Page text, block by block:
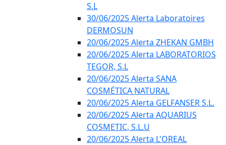
S.L
30/06/2025 Alerta Laboratoires
DERMOSUN
20/06/2025 Alerta ZHEKAN GMBH
20/06/2025 Alerta LABORATORIOS
TEGOR, S.L
20/06/2025 Alerta SANA
COSMÉTICA NATURAL
20/06/2025 Alerta GELFANSER S.L.
20/06/2025 Alerta AQUARIUS
COSMETIC, S.L.U
20/06/2025 Alerta L'OREAL